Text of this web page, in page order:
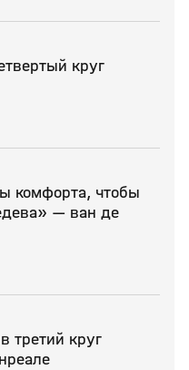
круг
комфорта, чтобы
— ван де
третий круг